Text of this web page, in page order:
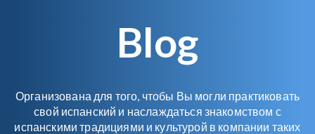
Blog
Организована для того, чтобы Вы могли практиковать
свой испанский и наслаждаться знакомством с
испанскими традициями и культурой в компании таких